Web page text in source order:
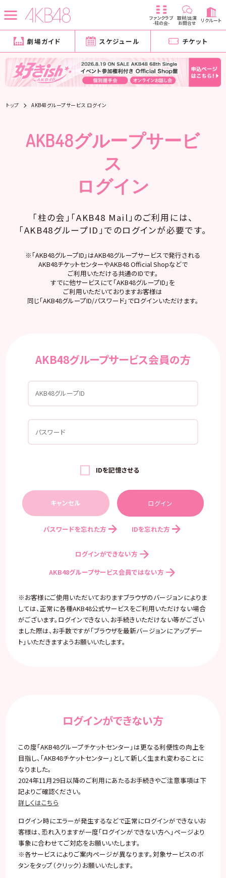
ファンクラブ
-柱の会-
取材/出演
お問合せ リクルート
劇場ガイド スケジュール チケット
トップ AKB48グループサービス ログイン
AKB48グループサービ
ス
ログイン
「柱の会」「AKB48 Mail」のご利用には、
「AKB48グループID」でのログインが必要です。
※「AKB48グループID」はAKB48グループサービスで発行される
AKB48チケットセンターやAKB48 Official Shopなどで
ご利用いただける共通のIDです。
すでに他サービスにて「AKB48グループID」を
ご利用いただいておりますお客様は
同じ「AKB48グループID/パスワード」でログインいただけます。
AKB48グループサービス会員の方
IDを記憶させる
キャンセル
パスワードを忘れた方 IDを忘れた方
ログインができない方
AKB48グループサービス会員ではない方
※お客様にご使用いただいておりますブラウザのバージョンによりま
しては、正常に各種AKB48公式サービスをご利用いただけない場合
がございます。ログインできない、お手続きいただけない等がござい
ました際は、お手数ですが「ブラウザを最新バージョンにアップデー
ト」いただきますようお願いいたします。
ログインができない方
この度「AKB48グループチケットセンター」は更なる利便性の向上を
目指し、「AKB48チケットセンター」として新しく生まれ変わることに
なりました。
2024年11月29日以降のご利用にあたるお手続きやご注意事項は下
記よりご確認ください。
詳しくはこちら
ログイン時にエラーが発生するなどで正常にログインができないお
客様は、恐れ入りますが一度「ログインができない方へ」ページより
事象に合わせてご対応をお願いいたします。
※各サービスによりご案内ページが異なります。対象サービスのボ
タンをタップ（クリック）お願いいたします。